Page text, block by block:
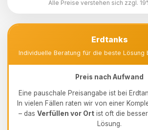
Alle Preise verstehen sich zzgl.
Erdtanks
Individuelle Beratung für die beste Lösung
Preis nach Aufwand
Eine pauschale Preisangabe ist bei
In vielen Fällen raten wir von einer
– das Verfüllen vor Ort ist oft die
Lösung.